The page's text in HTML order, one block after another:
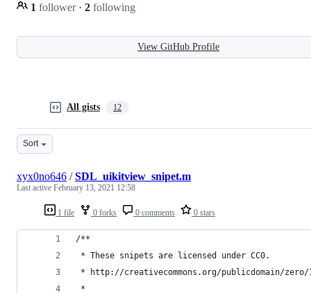
1 follower · 2 following
View GitHub Profile
All gists 12
Sort
1 file 0 forks 0 comments 0 stars
xyx0no646 /SDL_uikitview_snipet.m
Last active February 13, 2021 12:58
/**
* These snipets are licensed under CC0.
* http://creativecommons.org/publicdomain/
*